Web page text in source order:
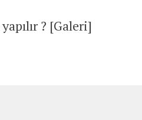
? [Galeri]